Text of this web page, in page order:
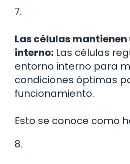
7.
Las células
interno: Las células
entorno interno para
condiciones óptimas
funcionamiento.
Esto se conoce como
8.